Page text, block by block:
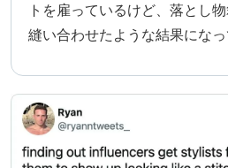
トを雇っているけど、落とし
縫い合わせたような結果になっ